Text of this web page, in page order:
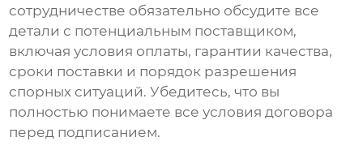
сотрудничестве обязательно обсудите все
детали с потенциальным поставщиком,
включая условия оплаты, гарантии качества,
сроки поставки и порядок разрешения
спорных ситуаций. Убедитесь, что вы
полностью понимаете все условия договора
перед подписанием.